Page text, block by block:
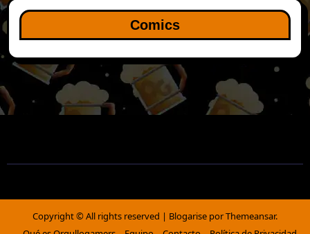
Comics
Copyright © All rights reserved | Blogarise porThemeansar.